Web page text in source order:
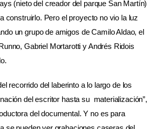
(nieto del creador del parque San Martín)
construirlo. Pero el proyecto no vio la luz
un grupo de amigos de Camilo Aldao, el
Gabriel Mortarotti y Andrés Ridois
recorrido del laberinto a lo largo de los
del escritor hasta su materialización”,
del documental. Y no es para